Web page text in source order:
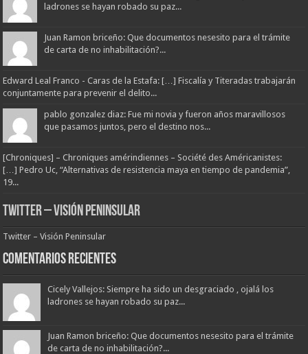
ladrones se hayan robado su paz...
Juan Ramon briceño: Que documentos nesesito para el trámite
de carta de no inhabilitación?...
Edward Leal Franco - Caras de la Estafa: […] Fiscalía y Titeradas trabajarán
conjuntamente para prevenir el delito...
pablo gonzalez diaz: Fue mi novia y fueron años maravillosos
que pasamos juntos, pero el destino nos...
[Chroniques] – Chroniques amérindiennes – Société des Américanistes:
[…] Pedro Uc, “Alternativas de resistencia maya en tiempo de pandemia”,
19...
Twitter – Visión Peninsular
Twitter – Visión Peninsular
Comentarios Recientes
Cicely Vallejos: Siempre ha sido un desgraciado , ojalá los
ladrones se hayan robado su paz...
Juan Ramon briceño: Que documentos nesesito para el trámite
de carta de no inhabilitación?...